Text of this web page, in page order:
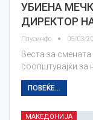
УБИЕНА
ДИРЕКТОР
Плусинфо 05/03/
Веста за
соопштувајќи
ПОВЕЌЕ...
МАКЕДОНИЈА